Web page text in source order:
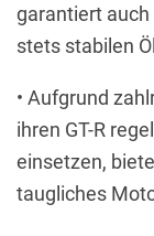
garantiert
stets stabilen
• Aufgrund
ihren GT-R
einsetzen,
taugliches